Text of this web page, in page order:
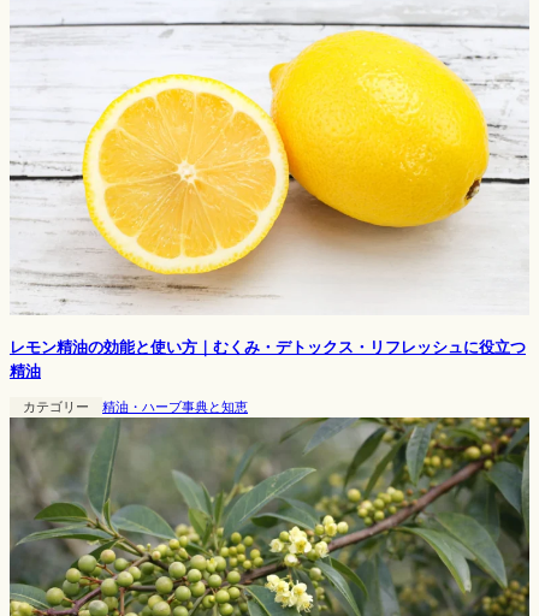
レモン精油の効能と使い方｜むくみ・デトックス・リフレッシュに役立つ
精油
カテゴリー 精油・ハーブ事典と知恵